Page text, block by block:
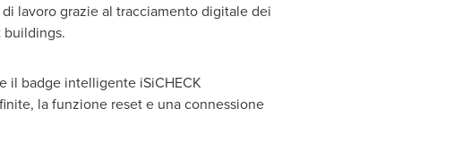
lavoro grazie al tracciamento digitale dei
il badge intelligente iSiCHECK
la funzione reset e una connessione